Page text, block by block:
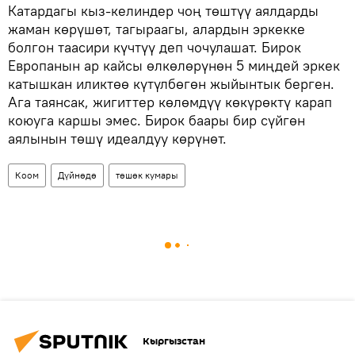
Катардагы кыз-келиндер чоң төштүү аялдарды
жаман көрүшөт, тагыраагы, алардын эркекке
болгон таасири күчтүү деп чочулашат. Бирок
Европанын ар кайсы өлкөлөрүнөн 5 миңдей эркек
катышкан иликтөө күтүлбөгөн жыйынтык берген.
Ага таянсак, жигиттер көлөмдүү көкүрөктү карап
коюуга каршы эмес. Бирок баары бир сүйгөн
аялынын төшү идеалдуу көрүнөт.
Коом Дүйнөдө төшөк кумары
Кыргызстан